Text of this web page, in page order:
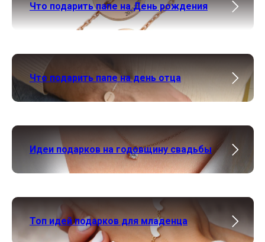
Что подарить папе на День рождения
Что подарить папе на день отца
Идеи подарков на годовщину свадьбы
Топ идей подарков для младенца